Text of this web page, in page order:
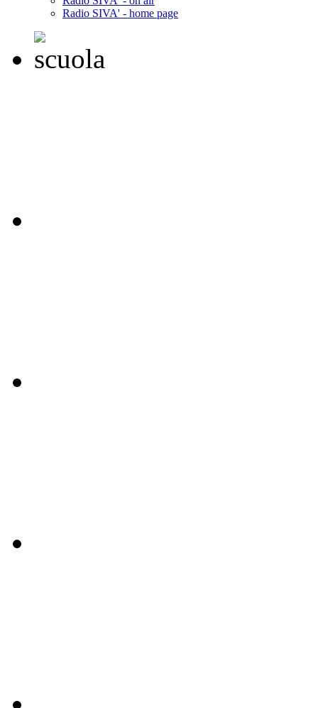
Radio SIVA' - home page